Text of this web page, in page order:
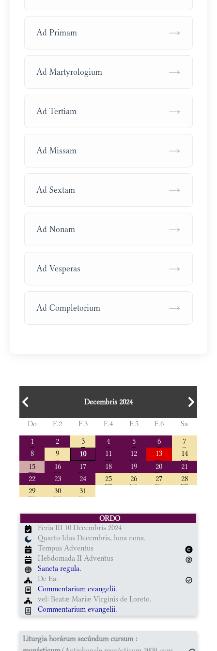
Ad Primam →
Ad Martyrologium →
Ad Tertiam →
Ad Missam →
Ad Sextam →
Ad Nonam →
Ad Vesperas →
Ad Completorium →
Decembris 2024
Do F.2 F.3 F.4 F.5 F.6
Sa
1
2 3 4 5 6
7
8
9 10 11 12 13
14
15
16 17 18 19 20
21
22
23 24 25 26 27
28
29
30 31
ORDO
Feria III 10 Decembris 2024
Quarto Idus Decembris, luna nona.
Tempus Adventus
Hebdomada II Adventus
Sancta regula.
De Ea.
Commentarium evangelii.
vel: Beatæ Mariæ Virginis de Loreto.
Commentarium evangelii.
Liturgia horárum secúndum cursum :